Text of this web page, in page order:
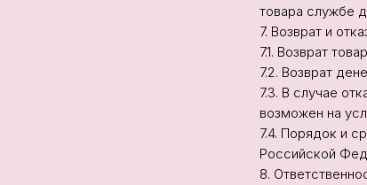
товара службе
7. Возврат и
7.1. Возврат
7.2. Возврат
7.3. В случае
возможен на
7.4. Порядок и
Российской
8.